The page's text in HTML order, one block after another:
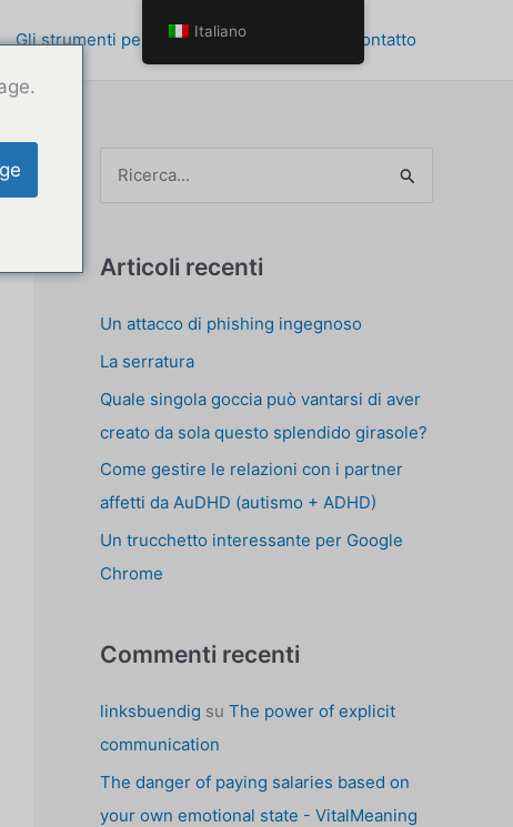
Gli strumenti per la crescita personale Contatto
c
p
e
r
:
Articoli recenti
Un attacco di phishing ingegnoso
La serratura
Quale singola goccia può vantarsi di aver
creato da sola questo splendido girasole?
Come gestire le relazioni con i partner
affetti da AuDHD (autismo + ADHD)
Un trucchetto interessante per Google
Chrome
Commenti recenti
linksbuendig su The power of explicit
communication
The danger of paying salaries based on
your own emotional state - VitalMeaning
Italiano